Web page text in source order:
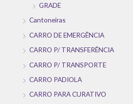
GRADE
Cantoneiras
CARRO DE EMERGÊNCIA
CARRO P/ TRANSFERÊNCIA
CARRO P/ TRANSPORTE
CARRO PADIOLA
CARRO PARA CURATIVO